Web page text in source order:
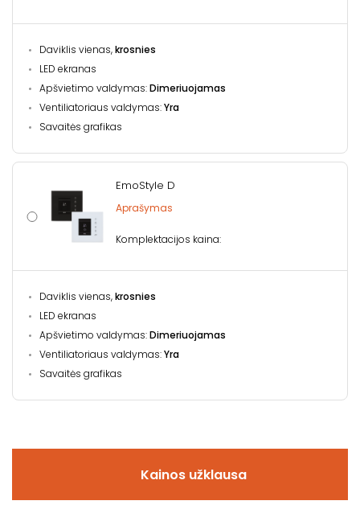
Daviklis vienas,krosnies
LED ekranas
Apšvietimo valdymas:Dimeriuojamas
Ventiliatoriaus valdymas:Yra
Savaitės grafikas
EmoStyle D
Aprašymas
Komplektacijos kaina:
Daviklis vienas,krosnies
LED ekranas
Apšvietimo valdymas:Dimeriuojamas
Ventiliatoriaus valdymas:Yra
Savaitės grafikas
Kainos užklausa